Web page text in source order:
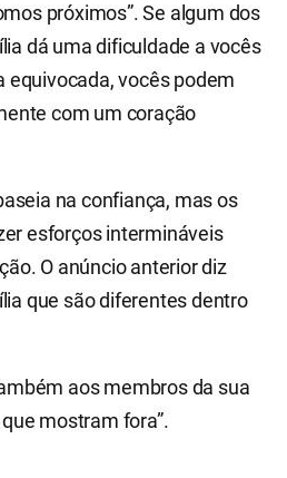
próximos”. Se algum dos
dá uma dificuldade a vocês
equivocada, vocês podem
com um coração
na confiança, mas os
esforços intermináveis
O anúncio anterior diz
que são diferentes dentro
aos membros da sua
mostram fora”.